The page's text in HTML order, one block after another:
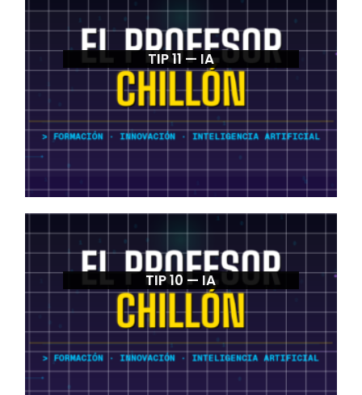
TIP 11 — IA
TIP 10 — IA